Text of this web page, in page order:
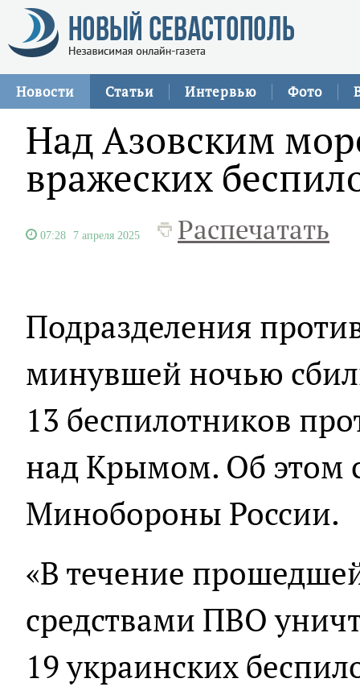
Новости Статьи Интервью Фото
Над Азовским
вражеских
07:28 7 апреля 2025 Распечатать
Подразделения
минувшей ночью
13 беспилотников
над Крымом. Об этом
Минобороны России.
«В течение
средствами ПВО
19 украинских